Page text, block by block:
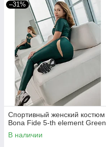
–31%
Спортивный женский костюм
Bona Fide 5-th element Green
В наличии